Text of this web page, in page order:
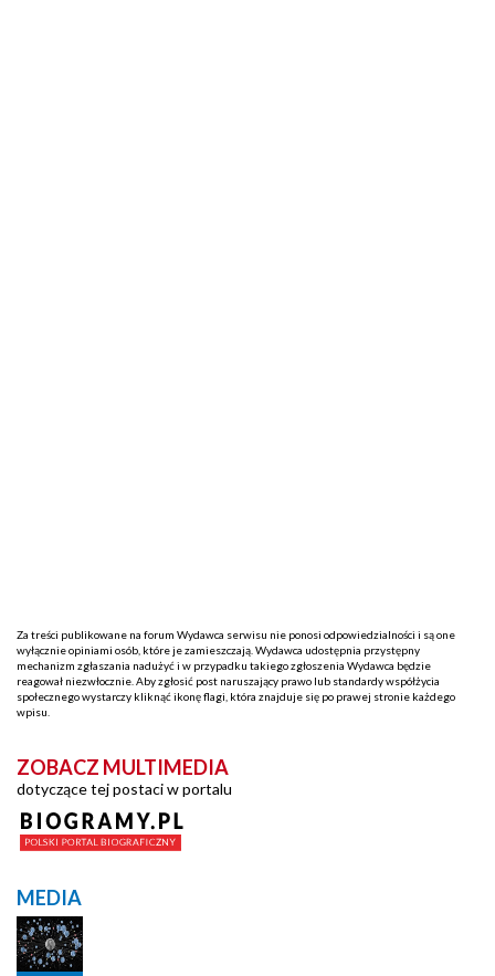
Za treści publikowane na forum Wydawca serwisu nie ponosi odpowiedzialności i są one
wyłącznie opiniami osób, które je zamieszczają. Wydawca udostępnia przystępny
mechanizm zgłaszania nadużyć i w przypadku takiego zgłoszenia Wydawca będzie
reagował niezwłocznie. Aby zgłosić post naruszający prawo lub standardy współżycia
społecznego wystarczy kliknąć ikonę flagi, która znajduje się po prawej stronie każdego
wpisu.
ZOBACZ MULTIMEDIA
dotyczące tej postaci w portalu
MEDIA